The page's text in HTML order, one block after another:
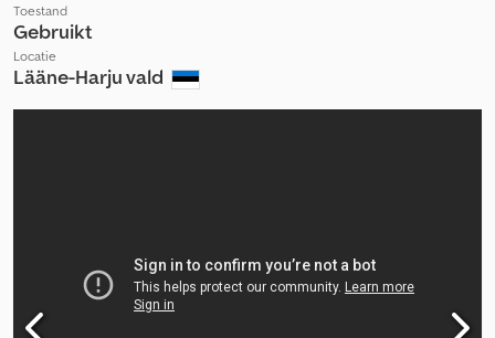
Toestand
Gebruikt
Locatie
Lääne-Harju vald